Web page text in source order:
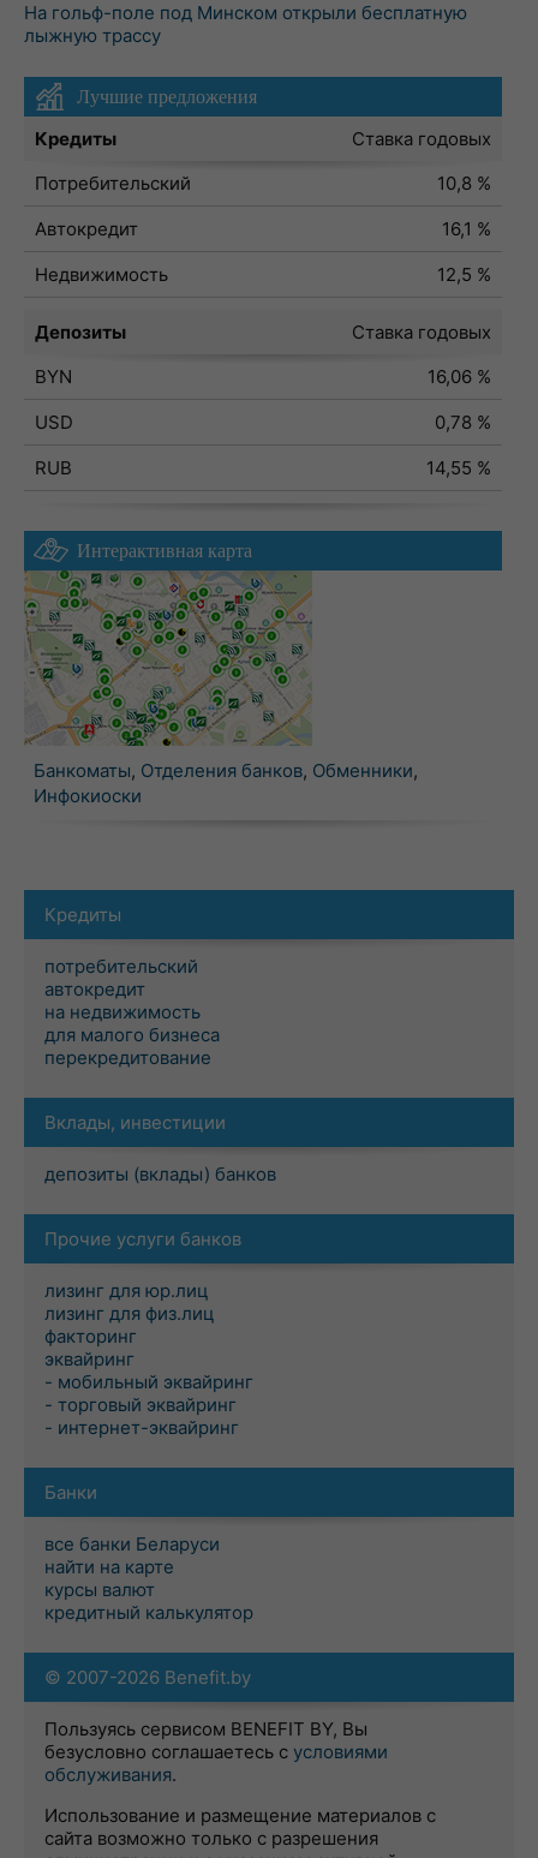
На гольф-поле под Минском открыли бесплатную
лыжную трассу
Лучшие предложения
Кредиты
Ставка годовых
Потребительский
10,8 %
Автокредит
16,1 %
Недвижимость
12,5 %
Депозиты
Ставка годовых
BYN
16,06 %
USD
0,78 %
RUB
14,55 %
Интерактивная карта
Банкоматы, Отделения банков, Обменники,
Инфокиоски
Кредиты
потребительский
автокредит
на недвижимость
для малого бизнеса
перекредитование
Вклады, инвестиции
депозиты (вклады) банков
Прочие услуги банков
лизинг для юр.лиц
лизинг для физ.лиц
факторинг
эквайринг
- мобильный эквайринг
- торговый эквайринг
- интернет-эквайринг
Банки
все банки Беларуси
найти на карте
курсы валют
кредитный калькулятор
© 2007-2026 Benefit.by
Пользуясь сервисом BENEFIT BY, Вы
безусловно соглашаетесь с условиями
обслуживания.
Использование и размещение материалов с
сайта возможно только с разрешения